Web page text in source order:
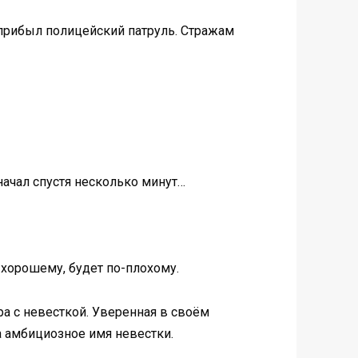
полицейский патруль. Стражам
спустя несколько минут…
будет по-плохому.
с невесткой. Уверенная в своём
амбициозное имя невестки.